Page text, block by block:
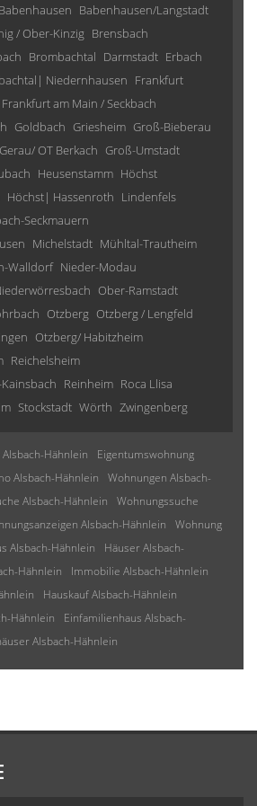
Babenhausen Babenhausen/Langstadt
/ Ober-Kinzig Brensbach
Brombachtal Darmstadt Erbach
Niedernhausen Frankfurt
Frankfurt am Main / Seckbach
Goldbach Griesheim Groß-Bieberau
OT Berkach Groß-Umstadt
Heusenstamm Höchst
Höchst| Hassenroth Lindenfels
Seckmauern
Michelstadt Mühltal-Trautheim
Walldorf Nieder-Modau
Ober-Ramstadt
Otzberg Otzberg / Lengfeld
Otzberg/ Habitzheim
Reichelsheim
Reinheim Roca Llisa
Stockstadt Wörth Zwingenberg
Hähnlein
Eigentumswohnung
Alsbach-Hähnlein
Wohnungen Alsbach-
Alsbach-Hähnlein
Wohnungssuche
Alsbach-Hähnlein
Wohnung
Alsbach-Hähnlein
Häuser Alsbach-
Hähnlein
Immobilie Alsbach-Hähnlein
Hauskauf Alsbach-Hähnlein
Hähnlein
Einfamilienhaus Alsbach-
Alsbach-Hähnlein